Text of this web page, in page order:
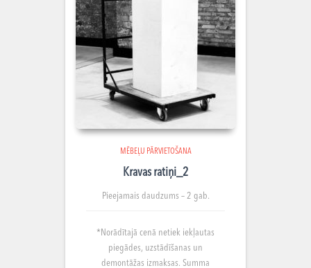
MĒBEĻU PĀRVIETOŠANA
Kravas ratiņi_2
Pieejamais daudzums – 2 gab.
*Norādītajā cenā netiek iekļautas
piegādes, uzstādīšanas un
demontāžas izmaksas. Summa